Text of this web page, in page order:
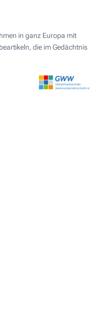
in ganz Europa mit
die im Gedächtnis